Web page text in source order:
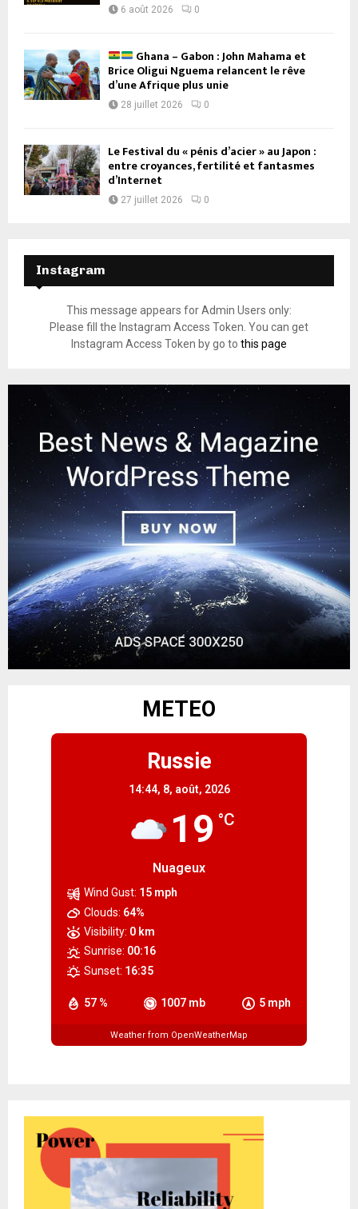
6 août 2026 0
Ghana – Gabon : John Mahama et
Brice Oligui Nguema relancent le rêve
d’une Afrique plus unie
28 juillet 2026 0
Le Festival du « pénis d’acier » au Japon :
entre croyances, fertilité et fantasmes
d’Internet
27 juillet 2026 0
Instagram
This message appears for Admin Users only:
Please fill the Instagram Access Token. You can get
Instagram Access Token by go to this page
METEO
Russie
14:44, 8, août, 2026
19 °C
Nuageux
57 % 1007 mb 5 mph
Wind Gust: 15 mph
Clouds: 64%
Visibility: 0 km
Sunrise: 00:16
Sunset: 16:35
Weather from OpenWeatherMap